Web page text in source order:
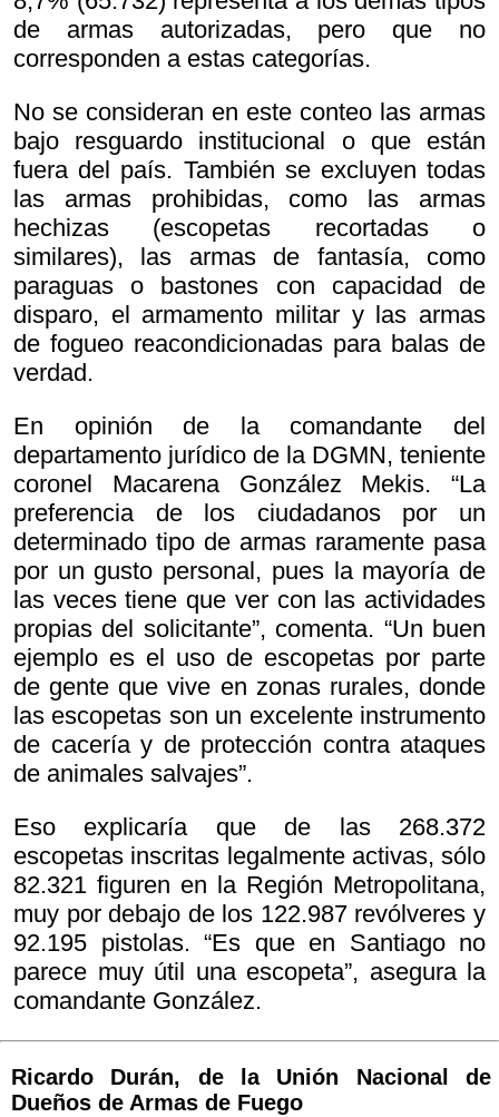
de armas autorizadas, pero que no
corresponden a estas categorías.
No se consideran en este conteo las armas
bajo resguardo institucional o que están
fuera del país. También se excluyen todas
las armas prohibidas, como las armas
hechizas (escopetas recortadas o
similares), las armas de fantasía, como
paraguas o bastones con capacidad de
disparo, el armamento militar y las armas
de fogueo reacondicionadas para balas de
verdad.
En opinión de la comandante del
departamento jurídico de la DGMN, teniente
coronel Macarena González Mekis. “La
preferencia de los ciudadanos por un
determinado tipo de armas raramente pasa
por un gusto personal, pues la mayoría de
las veces tiene que ver con las actividades
propias del solicitante”, comenta. “Un buen
ejemplo es el uso de escopetas por parte
de gente que vive en zonas rurales, donde
las escopetas son un excelente instrumento
de cacería y de protección contra ataques
de animales salvajes”.
Eso explicaría que de las 268.372
escopetas inscritas legalmente activas, sólo
82.321 figuren en la Región Metropolitana,
muy por debajo de los 122.987 revólveres y
92.195 pistolas. “Es que en Santiago no
parece muy útil una escopeta”, asegura la
comandante González.
Ricardo Durán, de la Unión Nacional de
Dueños de Armas de Fuego